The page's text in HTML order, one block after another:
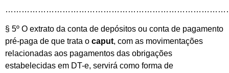
§ 5º O extrato da conta de depósitos ou conta de pagamento
pré-paga de que trata o caput, com as movimentações
relacionadas aos pagamentos das obrigações
estabelecidas em DT-e, servirá como forma de